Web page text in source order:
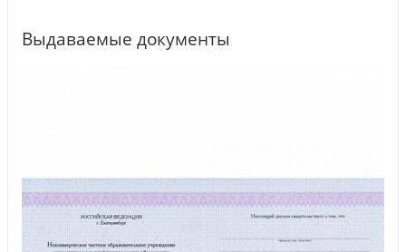
Выдаваемые документы